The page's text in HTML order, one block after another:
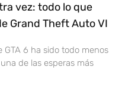
vez: todo lo que
Grand Theft Auto VI
GTA 6 ha sido todo menos
de las esperas más